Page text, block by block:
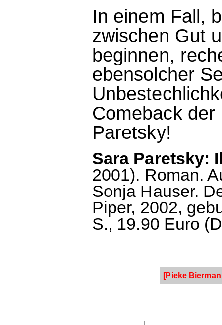
In einem Fall,
zwischen Gut
beginnen,
ebensolcher
Comeback
Paretsky!
Sara Paretsky:
2001). Roman.
Sonja Hauser.
Piper, 2002,
S., 19.90 Euro
[Pieke